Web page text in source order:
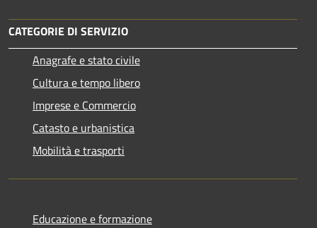
CATEGORIE DI SERVIZIO
Anagrafe e stato civile
Cultura e tempo libero
Imprese e Commercio
Catasto e urbanistica
Mobilità e trasporti
Educazione e formazione